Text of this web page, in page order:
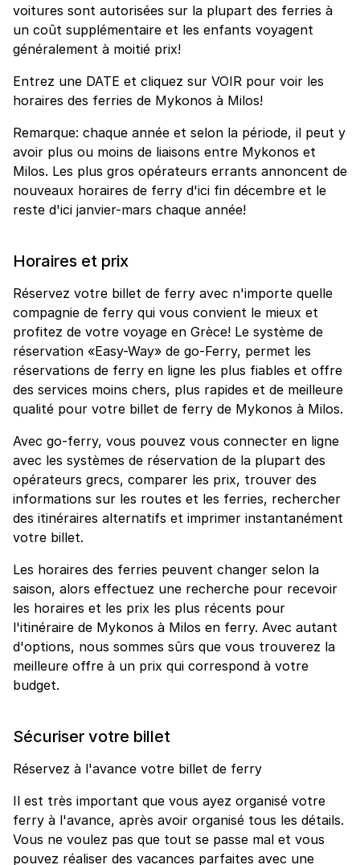
voitures sont autorisées sur la plupart des ferries à
un coût supplémentaire et les enfants voyagent
généralement à moitié prix!
Entrez une DATE et cliquez sur VOIR pour voir les
horaires des ferries de Mykonos à Milos!
Remarque: chaque année et selon la période, il peut y
avoir plus ou moins de liaisons entre Mykonos et
Milos. Les plus gros opérateurs errants annoncent de
nouveaux horaires de ferry d'ici fin décembre et le
reste d'ici janvier-mars chaque année!
Horaires et prix
Réservez votre billet de ferry avec n'importe quelle
compagnie de ferry qui vous convient le mieux et
profitez de votre voyage en Grèce! Le système de
réservation «Easy-Way» de go-Ferry, permet les
réservations de ferry en ligne les plus fiables et offre
des services moins chers, plus rapides et de meilleure
qualité pour votre billet de ferry de Mykonos à Milos.
Avec go-ferry, vous pouvez vous connecter en ligne
avec les systèmes de réservation de la plupart des
opérateurs grecs, comparer les prix, trouver des
informations sur les routes et les ferries, rechercher
des itinéraires alternatifs et imprimer instantanément
votre billet.
Les horaires des ferries peuvent changer selon la
saison, alors effectuez une recherche pour recevoir
les horaires et les prix les plus récents pour
l'itinéraire de Mykonos à Milos en ferry. Avec autant
d'options, nous sommes sûrs que vous trouverez la
meilleure offre à un prix qui correspond à votre
budget.
Sécuriser votre billet
Réservez à l'avance votre billet de ferry
Il est très important que vous ayez organisé votre
ferry à l'avance, après avoir organisé tous les détails.
Vous ne voulez pas que tout se passe mal et vous
pouvez réaliser des vacances parfaites avec une